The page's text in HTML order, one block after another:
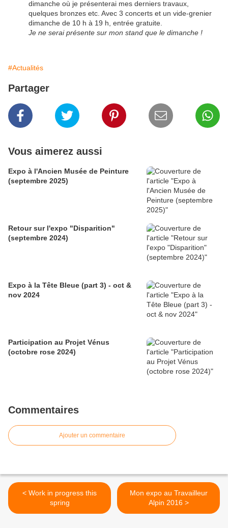
dimanche où je présenterai mes derniers travaux,
quelques bronzes etc. Avec 3 concerts et un vide-grenier
dimanche de 10 h à 19 h, entrée gratuite.
Je ne serai présente sur mon stand que le dimanche !
#Actualités
Partager
Vous aimerez aussi
Expo à l'Ancien Musée de Peinture
(septembre 2025)
Retour sur l'expo "Disparition"
(septembre 2024)
Expo à la Tête Bleue (part 3) - oct &
nov 2024
Participation au Projet Vénus
(octobre rose 2024)
Commentaires
Ajouter un commentaire
< Work in progress this
spring
Mon expo au Travailleur
Alpin 2016 >